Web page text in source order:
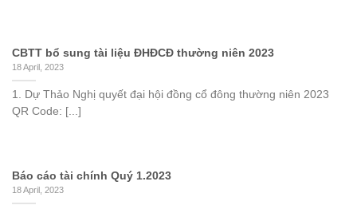
CBTT bổ sung tài liệu ĐHĐCĐ thường niên 2023
18 April, 2023
1. Dự Thảo Nghị quyết đại hội đồng cổ đông thường niên 2023
QR Code: [...]
Báo cáo tài chính Quý 1.2023
18 April, 2023